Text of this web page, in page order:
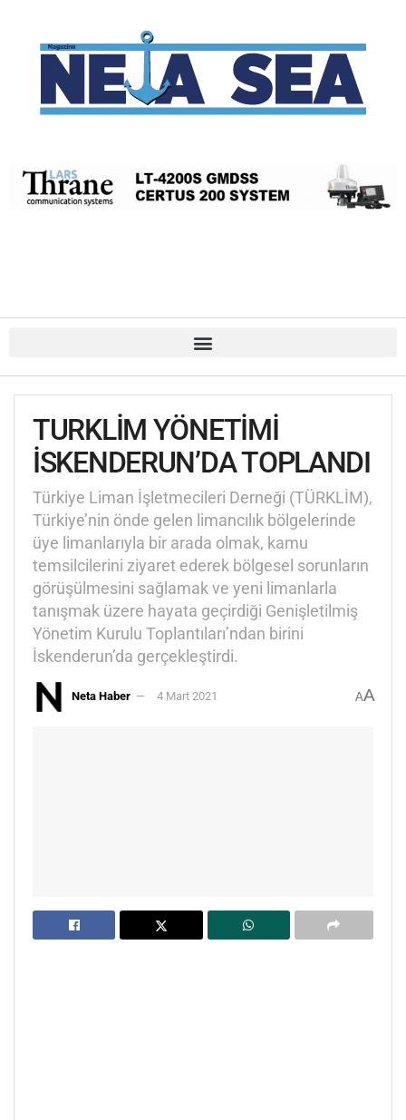
TURKLİM YÖNETİMİ
İSKENDERUN’DA TOPLANDI
Türkiye Liman İşletmecileri Derneği (TÜRKLİM),
Türkiye’nin önde gelen limancılık bölgelerinde
üye limanlarıyla bir arada olmak, kamu
temsilcilerini ziyaret ederek bölgesel sorunların
görüşülmesini sağlamak ve yeni limanlarla
tanışmak üzere hayata geçirdiği Genişletilmiş
Yönetim Kurulu Toplantıları’ndan birini
İskenderun’da gerçekleştirdi.
Neta Haber 4 Mart 2021 AA